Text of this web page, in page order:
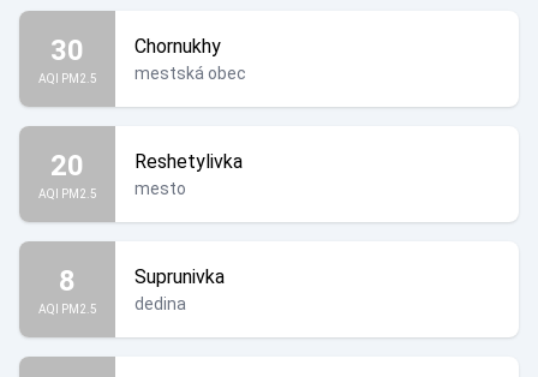
30
AQI PM2.5
Chornukhy
mestská obec
20
AQI PM2.5
Reshetylivka
mesto
8
AQI PM2.5
Suprunivka
dedina